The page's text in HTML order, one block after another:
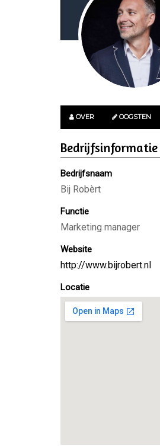
OVER OOGSTEN
Bedrijfsinformatie
Bedrijfsnaam
Bij Robèrt
Functie
Marketing manager
Website
http://www.bijrobert.nl
Locatie